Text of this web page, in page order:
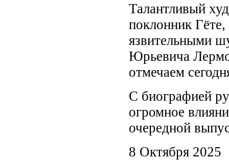
Талантливый
поклонник
язвительными
Юрьевича
отмечаем
С биографией
огромное
очередной
8 Октября 2025